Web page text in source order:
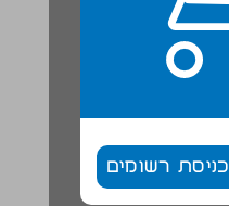
כניסת רשומים